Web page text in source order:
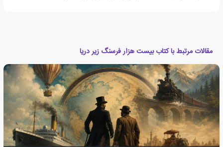
مقالات مرتبط با کتاب بیست هزار فرسنگ زیر دریا